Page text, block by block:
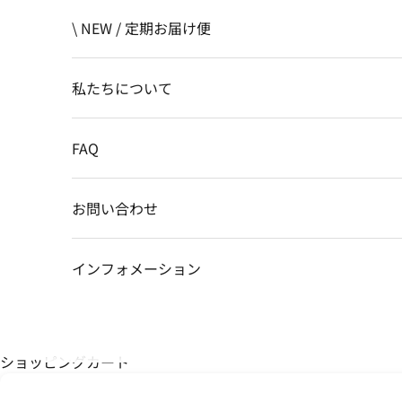
\ NEW / 定期お届け便
私たちについて
FAQ
お問い合わせ
インフォメーション
ショッピングカート